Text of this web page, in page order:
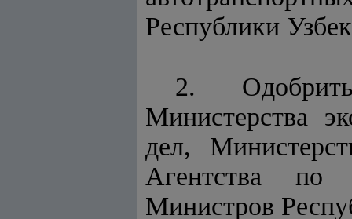
Республики
2.
Министерства
дел,
Агентства по
Министров